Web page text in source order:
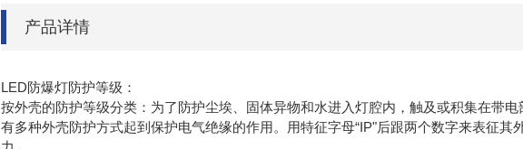
产品详情
LED防爆灯防护等级：
按外壳的防护等级分类：为了防护尘埃、固体异物和水进入灯腔内，触及或积集在带
有多种外壳防护方式起到保护电气绝缘的作用。用特征字母“IP"后跟两个数字来表征